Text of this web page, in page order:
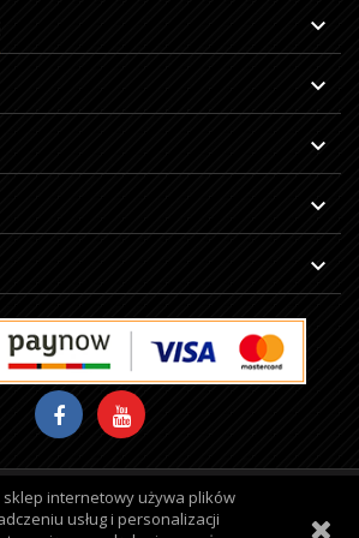





internetowy używa plików
usług i personalizacji
by reCAPTCHA.Privacy-Terms